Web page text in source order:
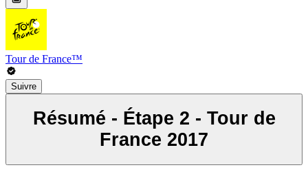
Tour de France™
Suivre
Résumé - Étape 2 - Tour de
France 2017